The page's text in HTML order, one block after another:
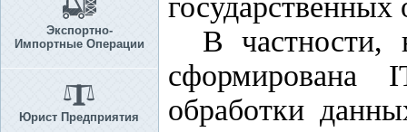
Экспортно-
Импортные Операции
Юрист Предприятия
государственных
В частности,
сформирована
обработки